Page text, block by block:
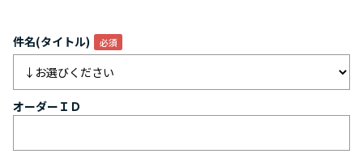
件名(タイトル)
オーダーＩＤ